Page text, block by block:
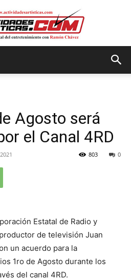
Agosto será
el Canal 4RD
0
803
Estatal de Radio y
de televisión Juan
un acuerdo para la
1ro de Agosto durante los
del canal 4RD.